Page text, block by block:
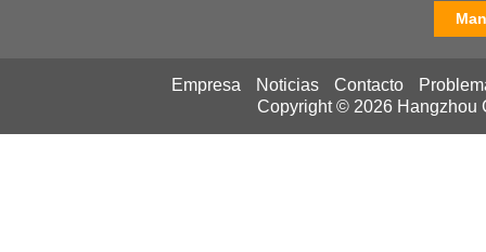
Empresa Noticias Contacto
Copyright © 2026 Hangzhou